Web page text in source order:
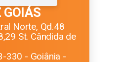
Norte, Qd.48
St. Cândida de
330 - Goiânia -